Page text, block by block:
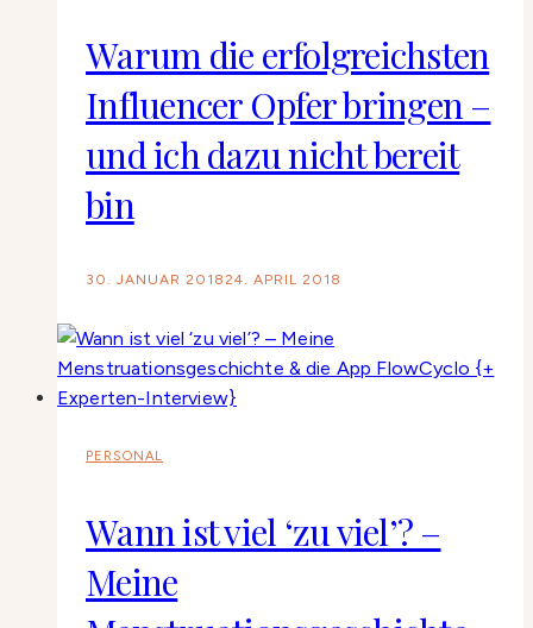
Warum die erfolgreichsten
Influencer Opfer bringen –
und ich dazu nicht bereit
bin
30. JANUAR 2018 24. APRIL 2018
PERSONAL
Wann ist viel ‘zu viel’? –
Meine